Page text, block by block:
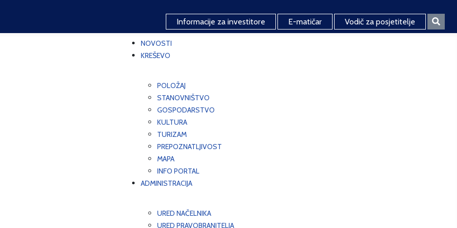
Informacije za investitore E-matičar Vodič za posjetitelje
NOVOSTI
KREŠEVO
POLOŽAJ
STANOVNIŠTVO
GOSPODARSTVO
KULTURA
TURIZAM
PREPOZNATLJIVOST
MAPA
INFO PORTAL
ADMINISTRACIJA
URED NAČELNIKA
URED PRAVOBRANITELJA